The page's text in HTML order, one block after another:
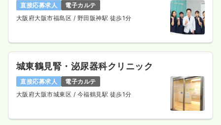
直接応募求人
電子カルテ
大阪府大阪市福島区 / 野田阪神駅 徒歩1分
城東鶴見腎・泌尿器科クリニック
直接応募求人
電子カルテ
大阪府大阪市城東区 / 今福鶴見駅 徒歩1分